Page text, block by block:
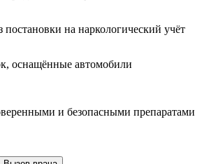
на наркологический учёт
оснащённые автомобили
и безопасными препаратами